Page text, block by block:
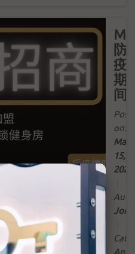
防
疫
期
间
on:
Mar
15,
2022